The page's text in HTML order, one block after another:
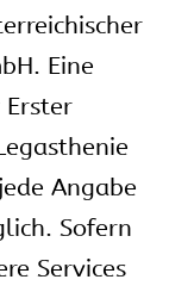
Eine
Angabe
Sofern
Services